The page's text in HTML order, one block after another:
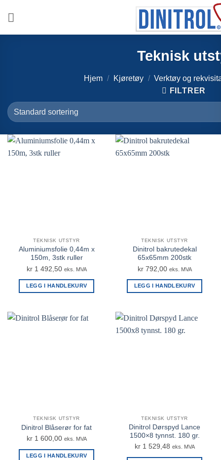
Teknisk
Hjem / Kjøretøy / Verktøy og
FILTRER
TEKNISK UTSTYR
Aluminiumsfolie 0,44m x
150m, 3stk ruller
kr1 492,50 eks. MVA
LEGG I HANDLEKURV
TEKNISK UTSTYR
Dinitrol bakrutedekal
65x65mm 200stk
kr792,00 eks. MVA
LEGG I HANDLEKURV
TEKNISK UTSTYR
Dinitrol Blåserør for fat
kr1 600,00 eks. MVA
LEGG I HANDLEKURV
TEKNISK UTSTYR
Dinitrol Dørspyd Lance
1500×8 tynnst. 180 gr.
kr1 529,48 eks. MVA